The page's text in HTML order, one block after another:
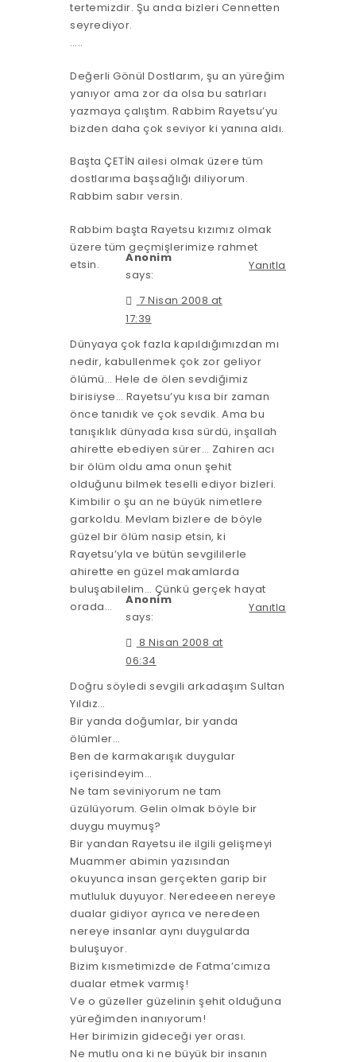
tertemizdir. Şu anda bizleri Cennetten
seyrediyor.
…..
Değerli Gönül Dostlarım, şu an yüreğim
yanıyor ama zor da olsa bu satırları
yazmaya çalıştım. Rabbim Rayetsu’yu
bizden daha çok seviyor ki yanına aldı.
Başta ÇETİN ailesi olmak üzere tüm
dostlarıma başsağlığı diliyorum.
Rabbim sabır versin.
Rabbim başta Rayetsu kızımız olmak
üzere tüm geçmişlerimize rahmet
etsin.
Yanıtla
Anonim
says:
7 Nisan 2008 at
17:39
Dünyaya çok fazla kapıldığımızdan mı
nedir, kabullenmek çok zor geliyor
ölümü… Hele de ölen sevdiğimiz
birisiyse… Rayetsu’yu kısa bir zaman
önce tanıdık ve çok sevdik. Ama bu
tanışıklık dünyada kısa sürdü, inşallah
ahirette ebediyen sürer… Zahiren acı
bir ölüm oldu ama onun şehit
olduğunu bilmek teselli ediyor bizleri.
Kimbilir o şu an ne büyük nimetlere
garkoldu. Mevlam bizlere de böyle
güzel bir ölüm nasip etsin, ki
Rayetsu’yla ve bütün sevgililerle
ahirette en güzel makamlarda
buluşabilelim… Çünkü gerçek hayat
orada…
Yanıtla
Anonim
says:
8 Nisan 2008 at
06:34
Doğru söyledi sevgili arkadaşım Sultan
Yıldız…
Bir yanda doğumlar, bir yanda
ölümler…
Ben de karmakarışık duygular
içerisindeyim…
Ne tam seviniyorum ne tam
üzülüyorum. Gelin olmak böyle bir
duygu muymuş?
Bir yandan Rayetsu ile ilgili gelişmeyi
Muammer abimin yazısından
okuyunca insan gerçekten garip bir
mutluluk duyuyor. Neredeeen nereye
dualar gidiyor ayrıca ve neredeen
nereye insanlar aynı duygularda
buluşuyor.
Bizim kısmetimizde de Fatma’cımıza
dualar etmek varmış!
Ve o güzeller güzelinin şehit olduğuna
yüreğimden inanıyorum!
Her birimizin gideceği yer orası.
Ne mutlu ona ki ne büyük bir insanın